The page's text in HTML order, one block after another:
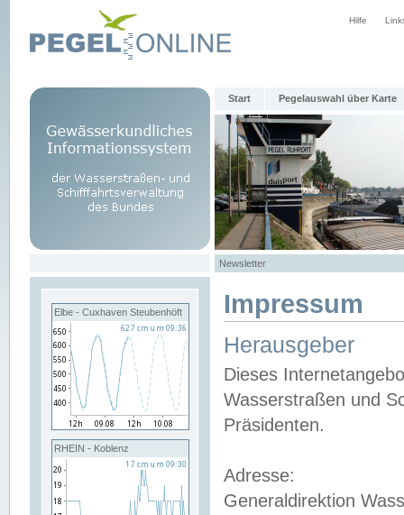
Hilfe
Start Pegelauswahl über Karte
Newsletter
Elbe - Cuxhaven Steubenhöft
RHEIN - Koblenz
Impressum
Herausgeber
Dieses
Wasserstraßen und
Präsidenten.
Adresse:
Generaldirektion